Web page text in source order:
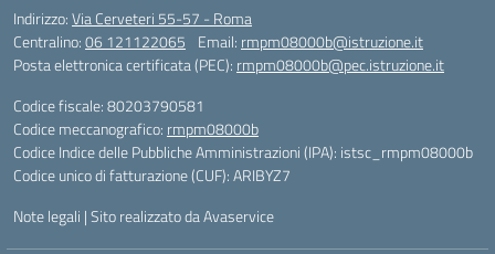
Indirizzo:Via Cerveteri 55-57 - Roma
Centralino:06 121122065 Email: rmpm08000b@istruzione.it
Posta elettronica certificata (PEC): rmpm08000b@pec.istruzione.it
Codice fiscale: 80203790581
Codice meccanografico: rmpm08000b
Codice Indice delle Pubbliche Amministrazioni (IPA): istsc_rmpm08000b
Codice unico di fatturazione (CUF): ARIBYZ7
Note legali |Sito realizzato da Avaservice